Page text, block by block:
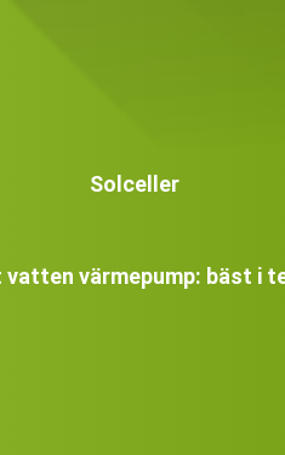
Solceller
vatten värmepump: bäst i